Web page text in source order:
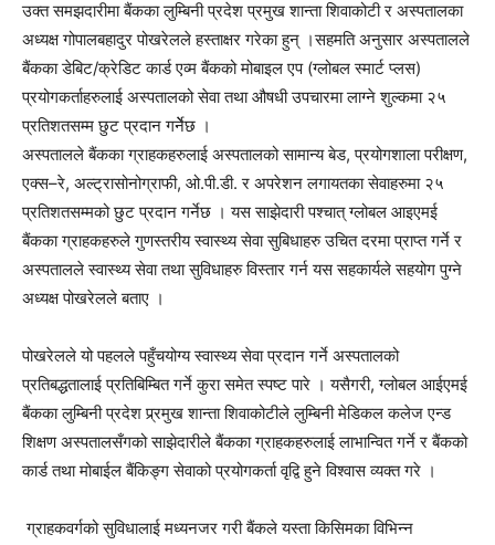
उक्त समझदारीमा बैंकका लुम्बिनी प्रदेश प्रमुख शान्ता शिवाकोटी र अस्पतालका
अध्यक्ष गोपालबहादुर पोखरेलले हस्ताक्षर गरेका हुन् ।सहमति अनुसार अस्पतालले
बैंकका डेबिट/क्रेडिट कार्ड एव्म बैंकको मोबाइल एप (ग्लोबल स्मार्ट प्लस)
प्रयोगकर्ताहरुलाई अस्पतालको सेवा तथा औषधी उपचारमा लाग्ने शुल्कमा २५
प्रतिशतसम्म छुट प्रदान गर्नेेछ ।
अस्पतालले बैंकका ग्राहकहरुलाई अस्पतालको सामान्य बेड, प्रयोगशाला परीक्षण,
एक्स–रे, अल्ट्रासोनोग्राफी, ओ.पी.डी. र अपरेशन लगायतका सेवाहरुमा २५
प्रतिशतसम्मको छुट प्रदान गर्नेछ । यस साझेदारी पश्चात् ग्लोबल आइएमई
बैंकका ग्राहकहरुले गुणस्तरीय स्वास्थ्य सेवा सुबिधाहरु उचित दरमा प्राप्त गर्ने र
अस्पतालले स्वास्थ्य सेवा तथा सुविधाहरु विस्तार गर्न यस सहकार्यले सहयोग पुग्ने
अध्यक्ष पोखरेलले बताए ।
पोखरेलले यो पहलले पहुँचयोग्य स्वास्थ्य सेवा प्रदान गर्ने अस्पतालको
प्रतिबद्धतालाई प्रतिबिम्बित गर्ने कुरा समेत स्पष्ट पारे । यसैगरी, ग्लोबल आईएमई
बैंकका लुम्बिनी प्रदेश प्र्रमुख शान्ता शिवाकोटीले लुम्बिनी मेडिकल कलेज एन्ड
शिक्षण अस्पतालसँगको साझेदारीले बैंकका ग्राहकहरुलाई लाभान्वित गर्ने र बैंकको
कार्ड तथा मोबाईल बैंकिङ्ग सेवाको प्रयोगकर्ता वृद्वि हुने विश्वास व्यक्त गरे ।
ग्राहकवर्गको सुविधालाई मध्यनजर गरी बैंकले यस्ता किसिमका विभिन्न